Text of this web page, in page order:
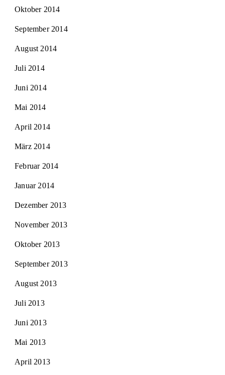
Oktober 2014
September 2014
August 2014
Juli 2014
Juni 2014
Mai 2014
April 2014
März 2014
Februar 2014
Januar 2014
Dezember 2013
November 2013
Oktober 2013
September 2013
August 2013
Juli 2013
Juni 2013
Mai 2013
April 2013